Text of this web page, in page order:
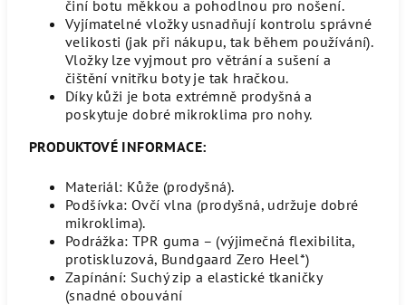
činí botu měkkou a pohodlnou pro nošení.
Vyjímatelné vložky usnadňují kontrolu správné
velikosti (jak při nákupu, tak během používání).
Vložky lze vyjmout pro větrání a sušení a
čištění vnitřku boty je tak hračkou.
Díky kůži je bota extrémně prodyšná a
poskytuje dobré mikroklima pro nohy.
PRODUKTOVÉ INFORMACE:
Materiál: Kůže (prodyšná).
Podšívka: Ovčí vlna (prodyšná, udržuje dobré
mikroklima).
Podrážka: TPR guma – (výjimečná flexibilita,
protiskluzová, Bundgaard Zero Heel*)
Zapínání: Suchý zip a elastické tkaničky
(snadné obouvání